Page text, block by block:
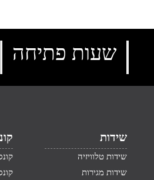
שעות פתיחה
שידות
שידות טלוויזיה
שידות מגירות